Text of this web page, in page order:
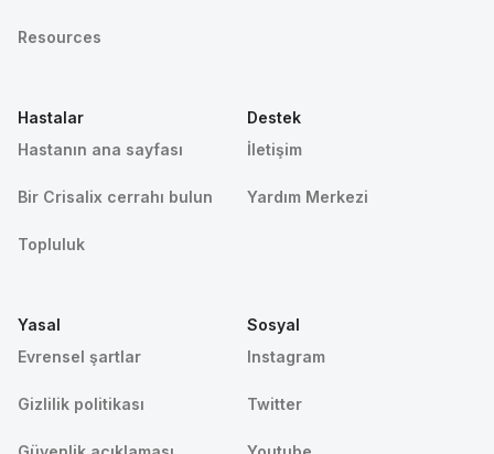
Resources
Hastalar
Hastanın ana sayfası
Bir Crisalix cerrahı bulun
Topluluk
Destek
İletişim
Yardım Merkezi
Yasal
Evrensel şartlar
Gizlilik politikası
Sosyal
Instagram
Twitter